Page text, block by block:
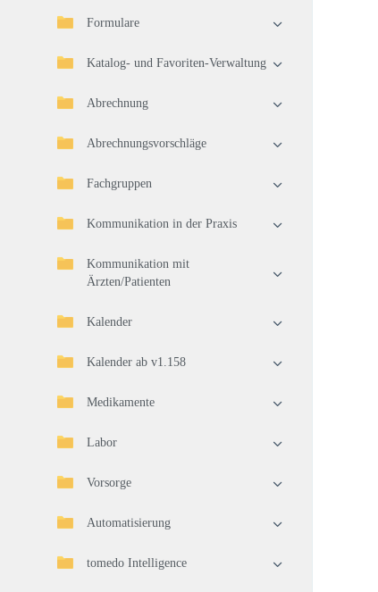
Formulare
Katalog- und Favoriten-Verwaltung
Abrechnung
Abrechnungsvorschläge
Fachgruppen
Kommunikation in der Praxis
Kommunikation mit
Ärzten/Patienten
Kalender
Kalender ab v1.158
Medikamente
Labor
Vorsorge
Automatisierung
tomedo Intelligence